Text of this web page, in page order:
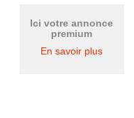
Ici votre annonce
premium
En savoir plus